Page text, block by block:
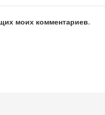
моих комментариев.